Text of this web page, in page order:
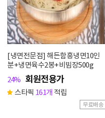
[냉면전문점] 해든함흥냉면10인
분+냉면육수2봉+비빔장500g
24% 회원전용가
스타픽 161개 적립
무료배송